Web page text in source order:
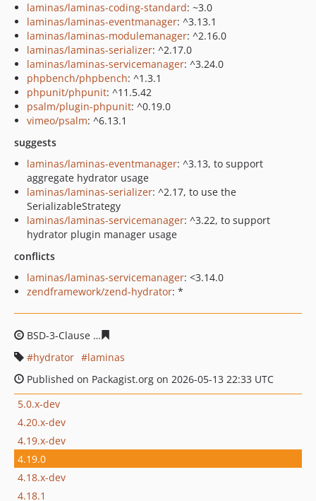
laminas/laminas-coding-standard: ~3.0
laminas/laminas-eventmanager: ^3.13.1
laminas/laminas-modulemanager: ^2.16.0
laminas/laminas-serializer: ^2.17.0
laminas/laminas-servicemanager: ^3.24.0
phpbench/phpbench: ^1.3.1
phpunit/phpunit: ^11.5.42
psalm/plugin-phpunit: ^0.19.0
vimeo/psalm: ^6.13.1
suggests
laminas/laminas-eventmanager: ^3.13, to support
aggregate hydrator usage
laminas/laminas-serializer: ^2.17, to use the
SerializableStrategy
laminas/laminas-servicemanager: ^3.22, to support
hydrator plugin manager usage
conflicts
laminas/laminas-servicemanager: <3.14.0
zendframework/zend-hydrator: *
BSD-3-Clause
hydrator
laminas
Published on Packagist.org on 2026-05-13 22:33 UTC
5.0.x-dev
4.20.x-dev
4.19.x-dev
4.19.0
4.18.x-dev
4.18.1